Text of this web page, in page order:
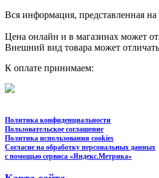
Вся информация, представленная
Цена онлайн и в магазинах может
Внешний вид товара может
К оплате принимаем:
Политика конфиденциальности
Пользовательское соглашение
Политика использования cookies
Согласие на обработку персональных данных
с помощью сервиса «Яндекс.Метрика»